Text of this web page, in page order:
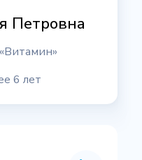
Петровна
6 лет